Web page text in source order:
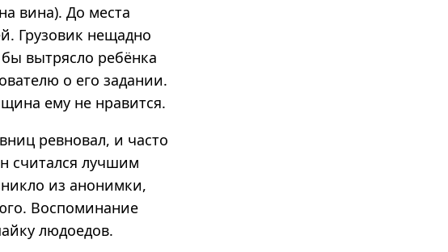
вина). До места
Грузовик нещадно
вытрясло ребёнка
о его задании.
ему не нравится.
ревновал, и часто
считался лучшим
из анонимки,
Воспоминание
людоедов.